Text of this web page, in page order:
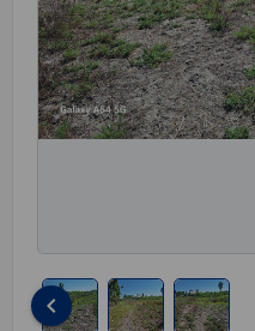
keyboard_arrow_left